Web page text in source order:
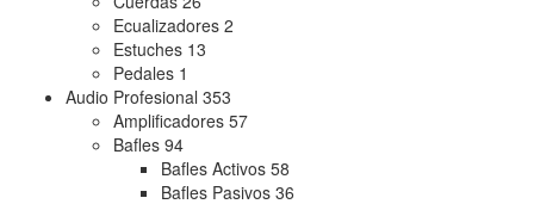
Ecualizadores 2
Estuches 13
Pedales 1
Audio Profesional 353
Amplificadores 57
Bafles 94
Bafles Activos 58
Bafles Pasivos 36